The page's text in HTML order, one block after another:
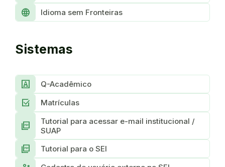
language Idioma sem Fronteiras
Sistemas
Slab_Serif Q-Acadêmico
Select_Check_Box Matrículas
Picture_As_Pdf
Tutorial para acessar e-mail institucional /
SUAP
Picture_As_Pdf Tutorial para o SEI